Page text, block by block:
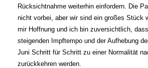
Rücksichtnahme weiterhin einfordern. Die
nicht vorbei, aber wir sind ein großes Stück
mir Hoffnung und ich bin zuversichtlich, dass
steigenden Impftempo und der Aufhebung
Juni Schritt für Schritt zu einer Normalität
zurückkehren werden.